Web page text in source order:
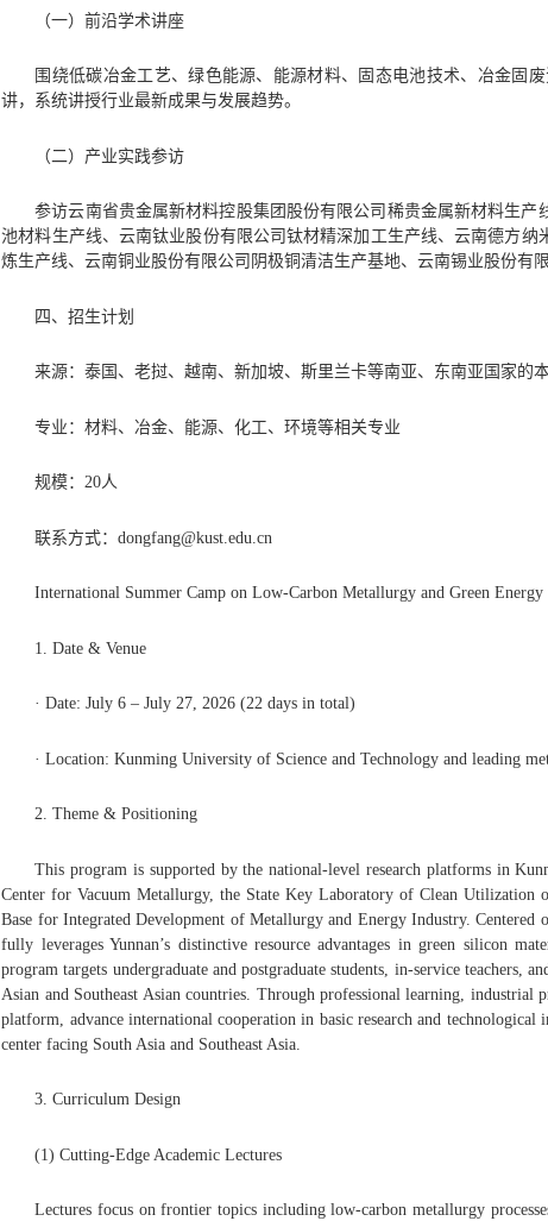
（一）前沿学术讲座
围绕低碳冶金工艺、绿色能源、能源材料、固态电池技术、冶金固
讲，系统讲授行业最新成果与发展趋势。
（二）产业实践参访
参访云南省贵金属新材料控股集团股份有限公司稀贵金属新材料生
池材料生产线、云南钛业股份有限公司钛材精深加工生产线、云南德方
炼生产线、云南铜业股份有限公司阴极铜清洁生产基地、云南锡业股份有
四、招生计划
来源：泰国、老挝、越南、新加坡、斯里兰卡等南亚、东南亚国家的
专业：材料、冶金、能源、化工、环境等相关专业
规模：20人
联系方式：dongfang@kust.edu.cn
International Summer Camp on Low-Carbon Metallurgy and Green
1. Date & Venue
· Date: July 6 – July 27, 2026 (22 days in total)
· Location: Kunming University of Science and Technology and leading
2. Theme & Positioning
This program is supported by the national-level research platforms in
Center for Vacuum Metallurgy, the State Key Laboratory of Clean
Base for Integrated Development of Metallurgy and Energy Industry.
fully leverages Yunnan’s distinctive resource advantages in green silicon
program targets undergraduate and postgraduate students, in-service
Asian and Southeast Asian countries. Through professional learning,
platform, advance international cooperation in basic research and
center facing South Asia and Southeast Asia.
3. Curriculum Design
(1) Cutting-Edge Academic Lectures
Lectures focus on frontier topics including low-carbon metallurgy